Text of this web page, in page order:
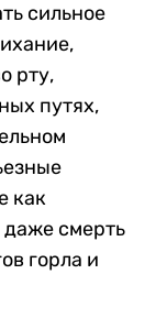
сильное
рту,
путях,
как
даже смерть
горла и